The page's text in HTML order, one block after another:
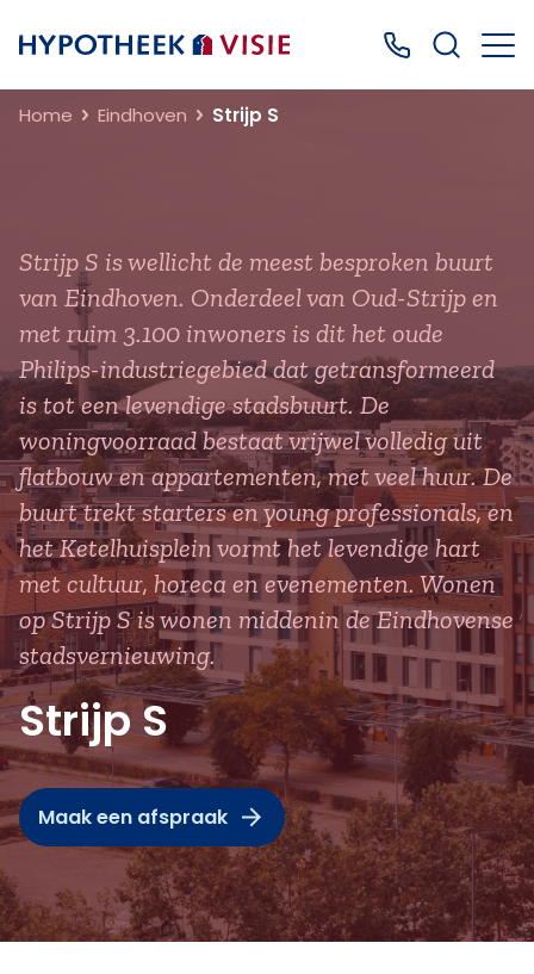
Terug naar home Bel ons: 0499
Home Eindhoven Strijp S
Strijp S is wellicht de meest besproken buurt
van Eindhoven. Onderdeel van Oud-Strijp en
met ruim 3.100 inwoners is dit het oude
Philips-industriegebied dat getransformeerd
is tot een levendige stadsbuurt. De
woningvoorraad bestaat vrijwel volledig uit
flatbouw en appartementen, met veel huur. De
buurt trekt starters en young professionals, en
het Ketelhuisplein vormt het levendige hart
met cultuur, horeca en evenementen. Wonen
op Strijp S is wonen middenin de Eindhovense
stadsvernieuwing.
Strijp S
Maak een afspraak